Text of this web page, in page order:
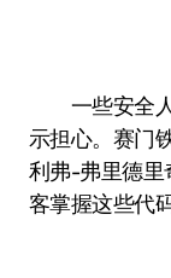
一些安全人
示担心。赛门
利弗-弗里德里
客掌握这些代